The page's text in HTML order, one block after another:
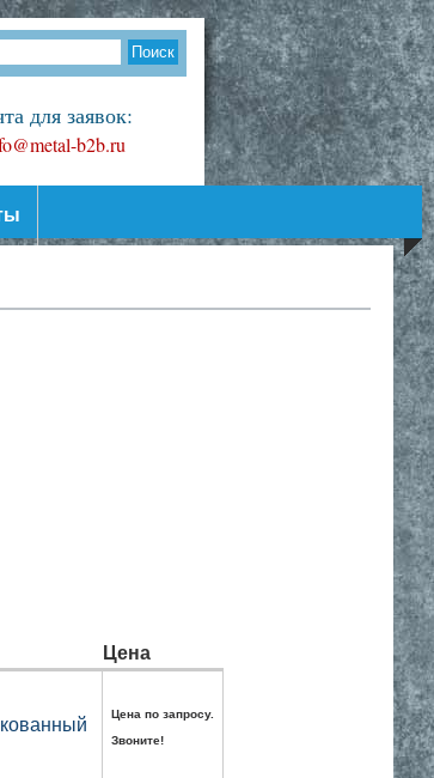
для заявок:
b2b.ru
Цена
Цена по запросу.
Звоните!